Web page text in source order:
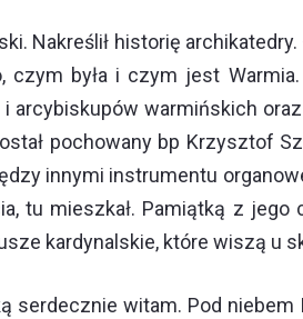
Nakreślił historię
była i czym jest
warmińskich
pochowany bp Krzysztof
innymi instrumentu
tu mieszkał. Pamiątką z
kardynalskie, które wiszą u
witam. Pod niebem